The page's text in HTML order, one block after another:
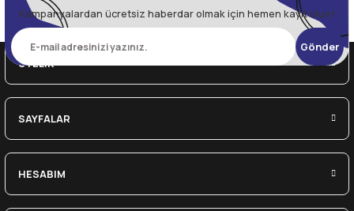
Kampanyalardan ücretsiz haberdar olmak için hemen kayıt olun!
Gönder
ÜYELİK
SAYFALAR
HESABIM